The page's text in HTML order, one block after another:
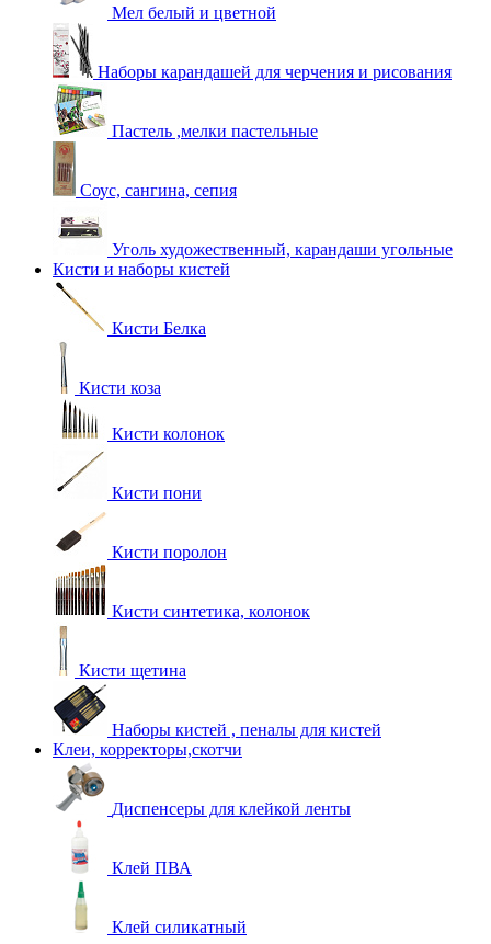
Мел белый и цветной
Наборы карандашей для черчения и рисования
Пастель ,мелки пастельные
Соус, сангина, сепия
Уголь художественный, карандаши угольные
Кисти и наборы кистей
Кисти Белка
Кисти коза
Кисти колонок
Кисти пони
Кисти поролон
Кисти синтетика, колонок
Кисти щетина
Наборы кистей , пеналы для кистей
Клеи, корректоры,скотчи
Диспенсеры для клейкой ленты
Клей ПВА
Клей силикатный